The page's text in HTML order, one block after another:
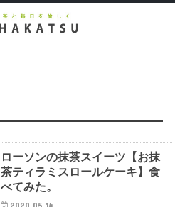
ローソンの抹茶スイーツ【お抹
茶ティラミスロールケーキ】食
べてみた。
2020.05.14